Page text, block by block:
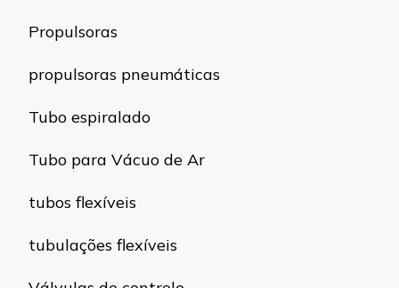
Propulsoras
propulsoras pneumáticas
Tubo espiralado
Tubo para Vácuo de Ar
tubos flexíveis
tubulações flexíveis